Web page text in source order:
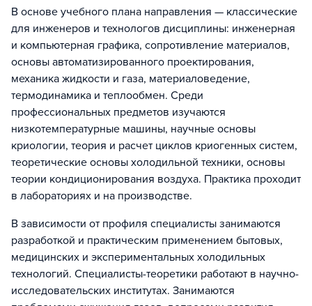
В основе учебного плана направления — классические
для инженеров и технологов дисциплины: инженерная
и компьютерная графика, сопротивление материалов,
основы автоматизированного проектирования,
механика жидкости и газа, материаловедение,
термодинамика и теплообмен. Среди
профессиональных предметов изучаются
низкотемпературные машины, научные основы
криологии, теория и расчет циклов криогенных систем,
теоретические основы холодильной техники, основы
теории кондиционирования воздуха. Практика проходит
в лабораториях и на производстве.
В зависимости от профиля специалисты занимаются
разработкой и практическим применением бытовых,
медицинских и экспериментальных холодильных
технологий. Специалисты-теоретики работают в научно-
исследовательских институтах. Занимаются